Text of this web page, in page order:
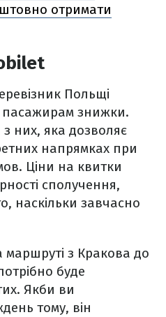
отримати
Польщі
пасажирам знижки.
них, яка дозволяє
напрямках при
Ціни на квитки
сполучення,
наскільки завчасно
з Кракова до
буде
Якби ви
тому, він